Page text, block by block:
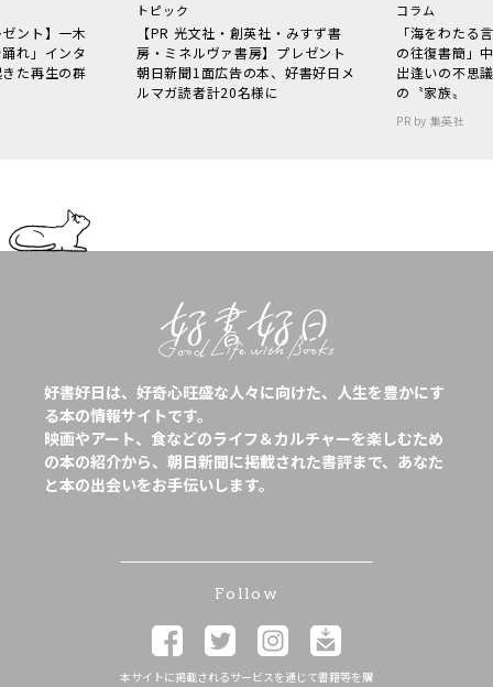
ント】一木
れ」インタ
た再生の群
トピック
【PR 光文社・創英社・みすず書
房・ミネルヴァ書房】プレゼント
朝日新聞1面広告の本、好書好日メ
ルマガ読者計20名様に
コラム
「海をわた
の往復書簡」
出逢いの不思
の〝家族〟
PR by 集英社
好書好日は、好奇心旺盛な人々に向けた、人生を豊かにす
る本の情報サイトです。
映画やアート、食などのライフ＆カルチャーを楽しむため
の本の紹介から、朝日新聞に掲載された書評まで、あなた
と本の出会いをお手伝いします。
Follow
本サイトに掲載されるサービスを通じて書籍等を購